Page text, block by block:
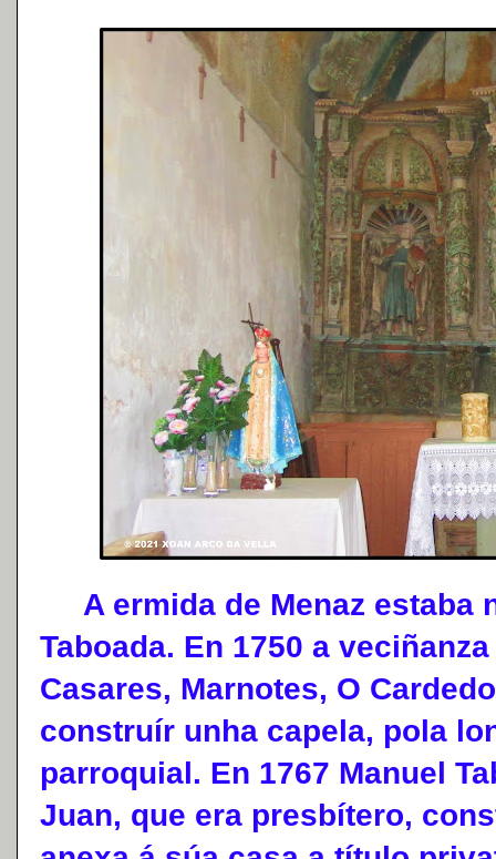
A ermida de Menaz estaba
Taboada. En 1750 a
Casares, Marnotes, O
construír unha capela, pola
parroquial. En 1767 Manuel
Juan, que era presbítero,